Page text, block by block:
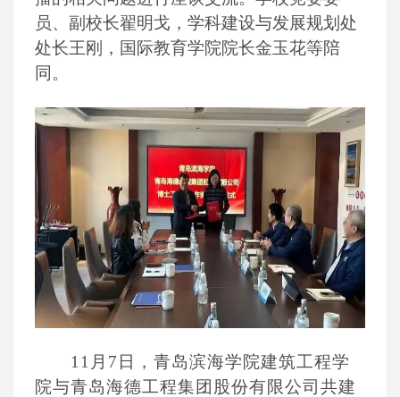
员、副校长翟明戈，学科建设与发展规划处
处长王刚，国际教育学院院长金玉花等陪
同。
11月7日，青岛滨海学院建筑工程学
院与青岛海德工程集团股份有限公司共建